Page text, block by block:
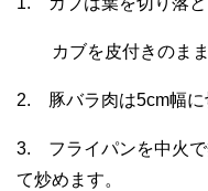
カブを皮付きのまま
2. 豚バラ肉は5cm幅に
3. フライパンを中火で
て炒めます。